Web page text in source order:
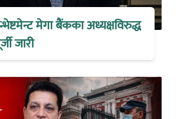
मेगा बैंकका अध्यक्षविरुद्ध
जारी